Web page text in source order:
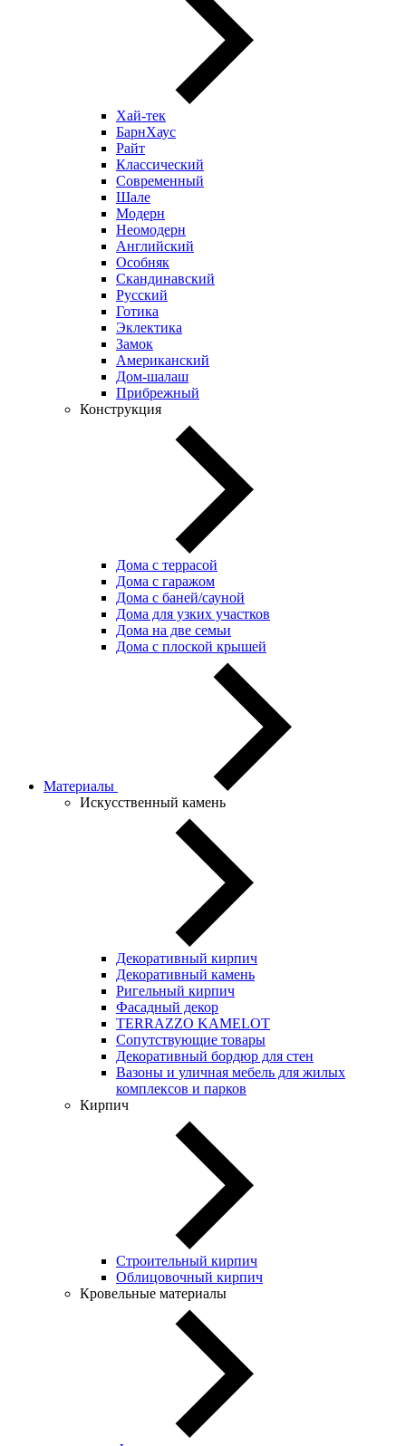
Хай-тек
БарнХаус
Райт
Классический
Современный
Шале
Модерн
Неомодерн
Английский
Особняк
Скандинавский
Русский
Готика
Эклектика
Замок
Американский
Дом-шалаш
Прибрежный
Конструкция
Дома с террасой
Дома с гаражом
Дома с баней/сауной
Дома для узких участков
Дома на две семьи
Дома с плоской крышей
Материалы
Искусственный камень
Декоративный кирпич
Декоративный камень
Ригельный кирпич
Фасадный декор
TERRAZZO KAMELOT
Сопутствующие товары
Декоративный бордюр для стен
Вазоны и уличная мебель для жилых
комплексов и парков
Кирпич
Строительный кирпич
Облицовочный кирпич
Кровельные материалы